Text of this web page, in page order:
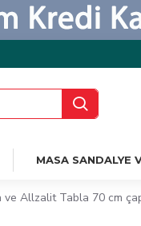
MASA SANDALYE
Allzalit Tabla 70 cm